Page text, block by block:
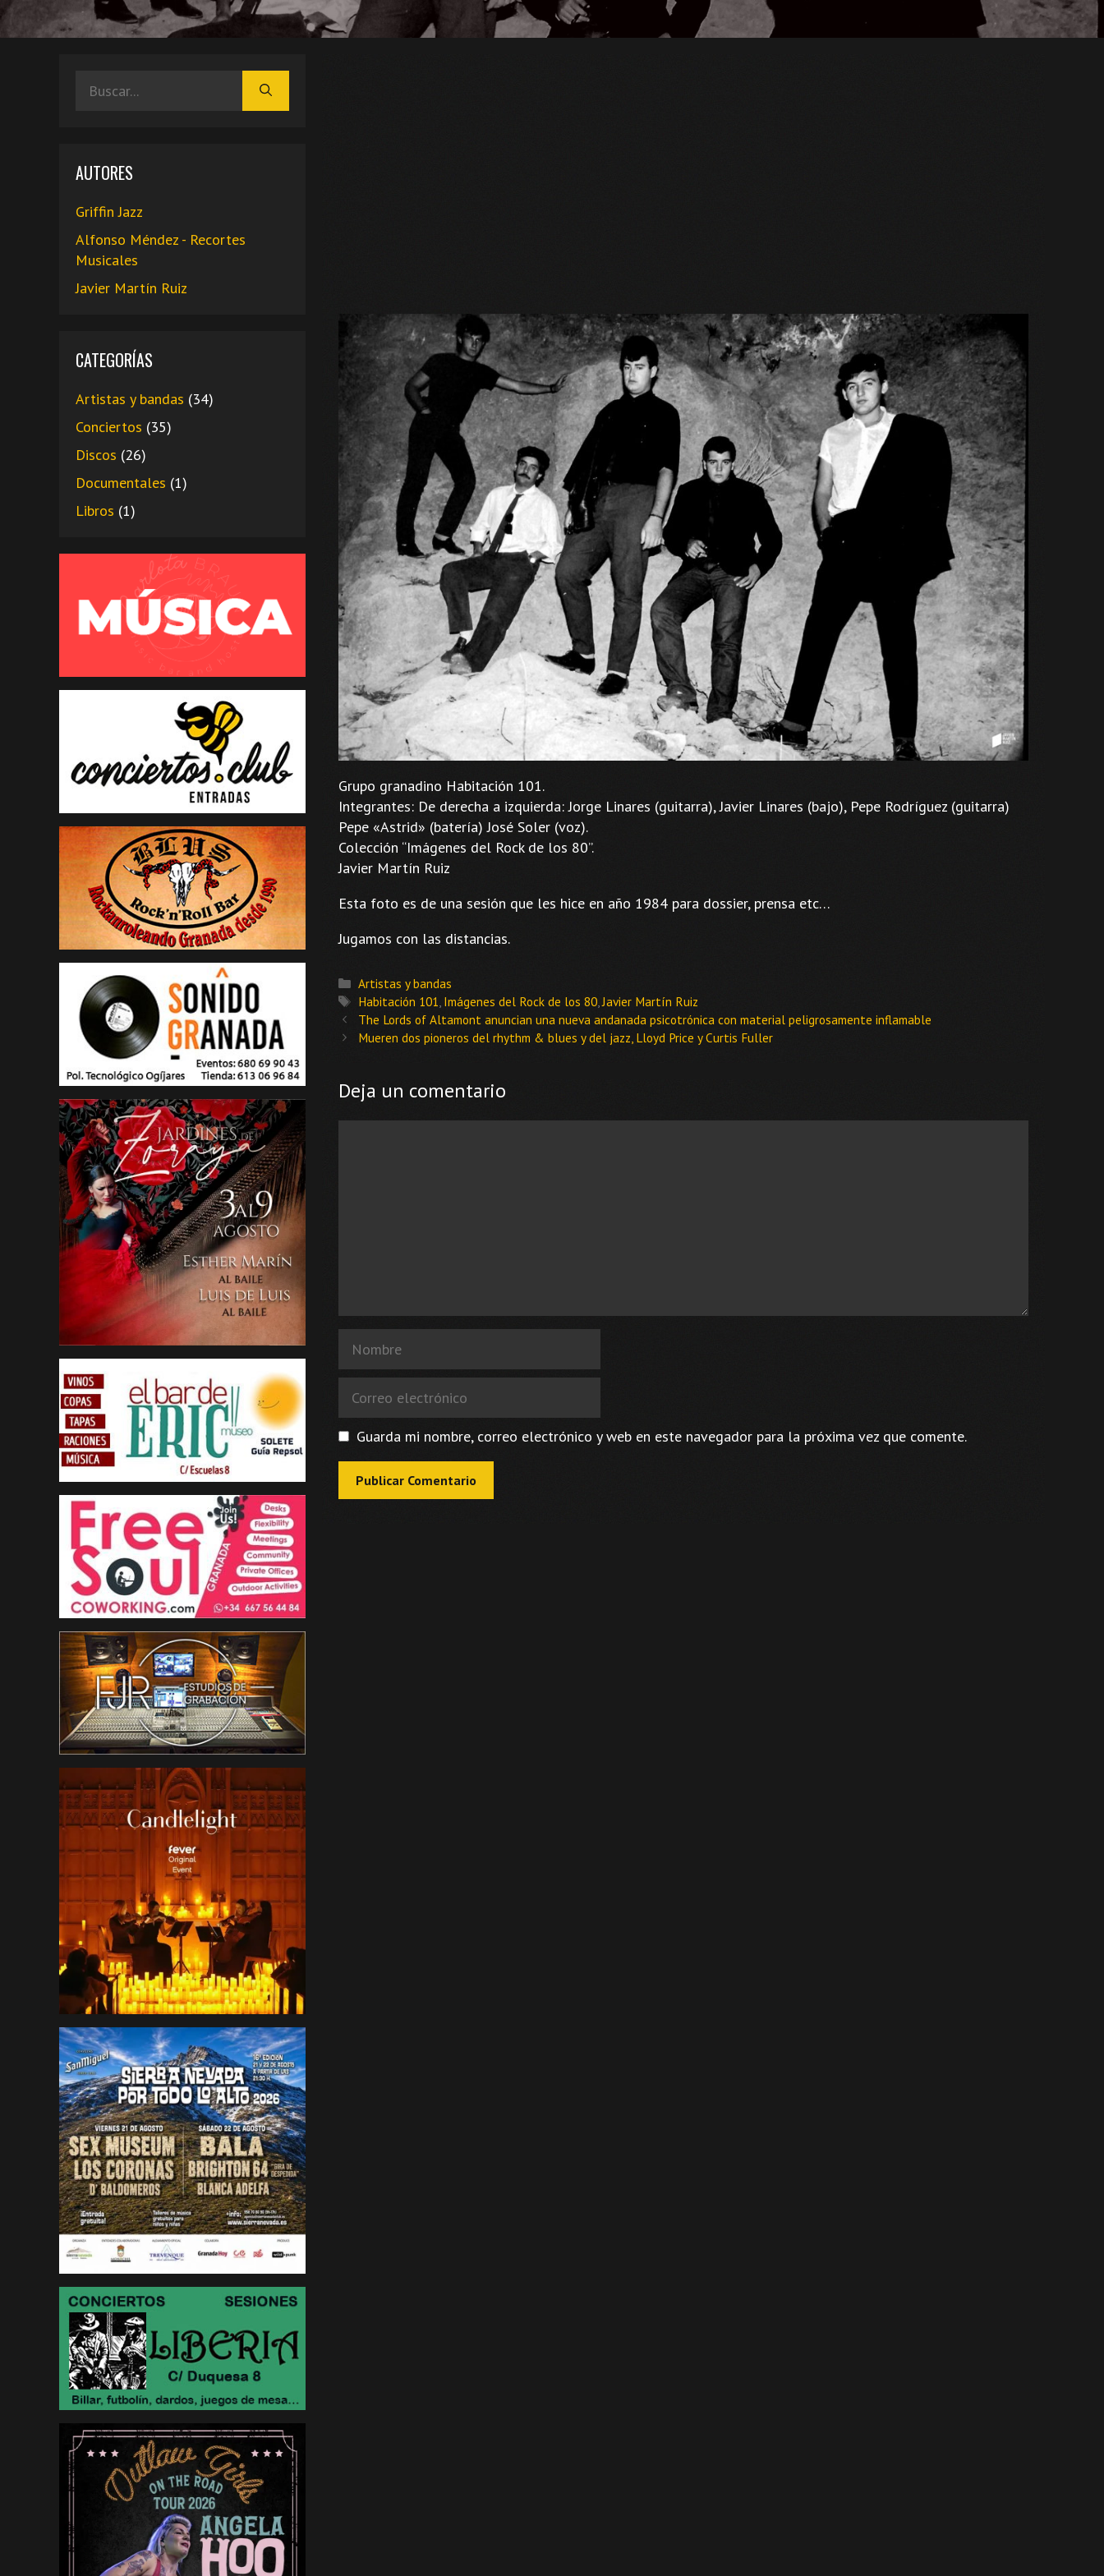
Grupo granadino Habitación 101.
Integrantes: De derecha a izquierda: Jorge Linares (guitarra), Javier Linares (bajo), Pepe Rodríguez (guitarra)
Pepe «Astrid» (batería) José Soler (voz).
Colección “Imágenes del Rock de los 80”.
Javier Martín Ruiz
Esta foto es de una sesión que les hice en año 1984 para dossier, prensa etc…
Jugamos con las distancias.
Categorías
Artistas y bandas
Etiquetas
Habitación 101 Imágenes del Rock de los 80 ,Javier Martín Ruiz
The Lords of Altamont anuncian una nueva andanada psicotrónica con material peligrosamente inflamable
Mueren dos pioneros del rhythm & blues y del jazz, Lloyd Price y Curtis Fuller
Deja un comentario
electrónico
Guarda mi nombre, correo electrónico y web en este navegador para la próxima vez que comente.
AUTORES
Griffin Jazz
Alfonso Méndez - Recortes
Musicales
Javier Martín Ruiz
CATEGORÍAS
Artistas y bandas (34)
Conciertos (35)
Discos (26)
Documentales (1)
Libros (1)